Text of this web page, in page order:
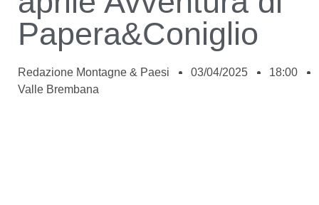
Papera&Coniglio
Redazione Montagne & Paesi 03/04/2025
18:00
Valle Brembana